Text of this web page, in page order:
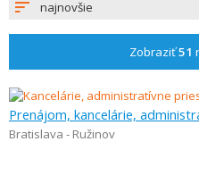
najnovšie
Zobraziť51
Prenájom, kancelárie,
Bratislava - Ružinov